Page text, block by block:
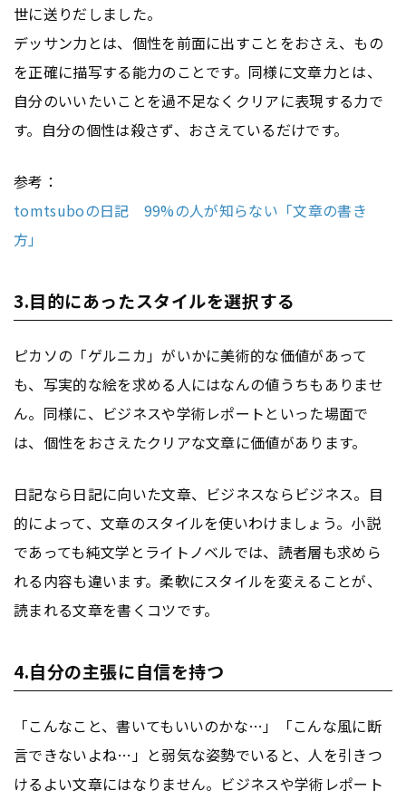
世に送りだしました。
デッサン力とは、個性を前面に出すことをおさえ、もの
を正確に描写する能力のことです。同様に文章力とは、
自分のいいたいことを過不足なくクリアに表現する力で
す。自分の個性は殺さず、おさえているだけです。
参考：
tomtsuboの日記 99%の人が知らない「文章の書き
方」
3.目的にあったスタイルを選択する
ピカソの「ゲルニカ」がいかに美術的な価値があって
も、写実的な絵を求める人にはなんの値うちもありませ
ん。同様に、ビジネスや学術レポートといった場面で
は、個性をおさえたクリアな文章に価値があります。
日記なら日記に向いた文章、ビジネスならビジネス。目
的によって、文章のスタイルを使いわけましょう。小説
であっても純文学とライトノベルでは、読者層も求めら
れる内容も違います。柔軟にスタイルを変えることが、
読まれる文章を書くコツです。
4.自分の主張に自信を持つ
「こんなこと、書いてもいいのかな…」「こんな風に断
言できないよね…」と弱気な姿勢でいると、人を引きつ
けるよい文章にはなりません。ビジネスや学術レポート